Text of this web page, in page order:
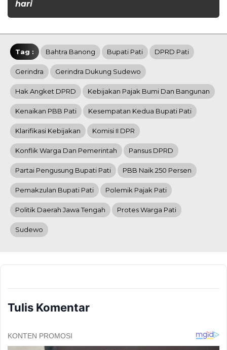
hari
Tag : Bahtra Banong Bupati Pati DPRD Pati
Gerindra Gerindra Dukung Sudewo
Hak Angket DPRD Kebijakan Pajak Bumi Dan Bangunan
Kenaikan PBB Pati Kesempatan Kedua Bupati Pati
Klarifikasi Kebijakan Komisi II DPR
Konflik Warga Dan Pemerintah Pansus DPRD
Partai Pengusung Bupati Pati PBB Naik 250 Persen
Pemakzulan Bupati Pati Polemik Pajak Pati
Politik Daerah Jawa Tengah Protes Warga Pati
Sudewo
Tulis Komentar